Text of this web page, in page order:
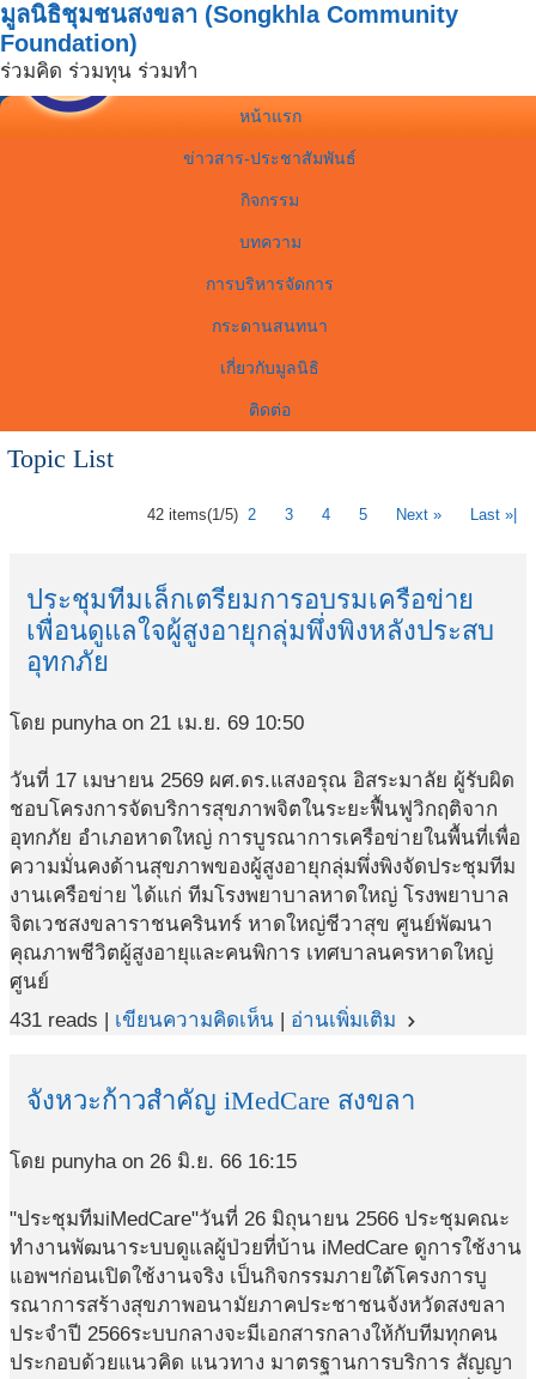
มูลนิธิชุมชนสงขลา (Songkhla Community
Foundation)
ร่วมคิด ร่วมทุน ร่วมทำ
หน้าแรก
ข่าวสาร-ประชาสัมพันธ์
กิจกรรม
บทความ
การบริหารจัดการ
กระดานสนทนา
เกี่ยวกับมูลนิธิ
ติดต่อ
Topic List
42 items(1/5) 2 3 4 5 Next » Last »|
ประชุมทีมเล็กเตรียมการอบรมเครือข่าย
เพื่อนดูแลใจผู้สูงอายุกลุ่มพึ่งพิงหลังประสบ
อุทกภัย
โดย punyha on 21 เม.ย. 69 10:50
วันที่ 17 เมษายน 2569 ผศ.ดร.แสงอรุณ อิสระมาลัย ผู้รับผิด
ชอบโครงการจัดบริการสุขภาพจิตในระยะฟื้นฟูวิกฤติจาก
อุทกภัย อำเภอหาดใหญ่ การบูรณาการเครือข่ายในพื้นที่เพื่อ
ความมั่นคงด้านสุขภาพของผู้สูงอายุกลุ่มพึ่งพิงจัดประชุมทีม
งานเครือข่าย ได้แก่ ทีมโรงพยาบาลหาดใหญ่ โรงพยาบาล
จิตเวชสงขลาราชนครินทร์ หาดใหญ่ชีวาสุข ศูนย์พัฒนา
คุณภาพชีวิตผู้สูงอายุและคนพิการ เทศบาลนครหาดใหญ่
ศูนย์
431 reads | เขียนความคิดเห็น | อ่านเพิ่มเติม navigate_next
จังหวะก้าวสำคัญ iMedCare สงขลา
โดย punyha on 26 มิ.ย. 66 16:15
"ประชุมทีมiMedCare"วันที่ 26 มิถุนายน 2566 ประชุมคณะ
ทำงานพัฒนาระบบดูแลผู้ป่วยที่บ้าน iMedCare ดูการใช้งาน
แอพฯก่อนเปิดใช้งานจริง เป็นกิจกรรมภายใต้โครงการบู
รณาการสร้างสุขภาพอนามัยภาคประชาชนจังหวัดสงขลา
ประจำปี 2566ระบบกลางจะมีเอกสารกลางให้กับทีมทุกคน
ประกอบด้วยแนวคิด แนวทาง มาตรฐานการบริการ สัญญา